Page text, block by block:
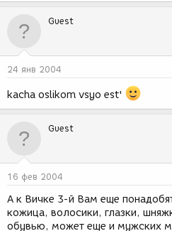
Guest
24 янв 2004
kacha oslikom vsyo est'
Guest
16 фев 2004
А к Вичке 3-й Вам еще
кожица, волосики, глазки,
обувью, может еще и мужских